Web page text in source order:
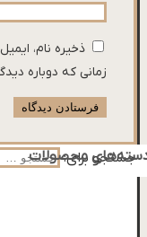
ذخیره نام،
زمانی که دوباره
جستجو برای:محصولات